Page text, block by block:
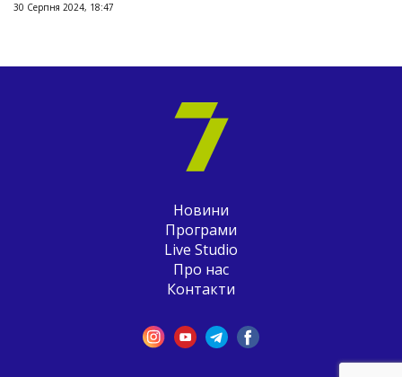
30 Серпня 2024, 18:47
Новини
Програми
Live Studio
Про нас
Контакти